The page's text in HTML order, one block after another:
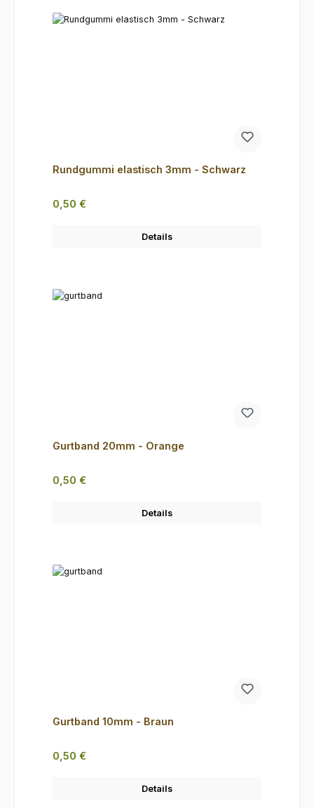
Rundgummi elastisch 3mm - Schwarz
Regulärer Preis:
0,50 €
Details
Gurtband 20mm - Orange
Regulärer Preis:
0,50 €
Details
Gurtband 10mm - Braun
Regulärer Preis:
0,50 €
Details